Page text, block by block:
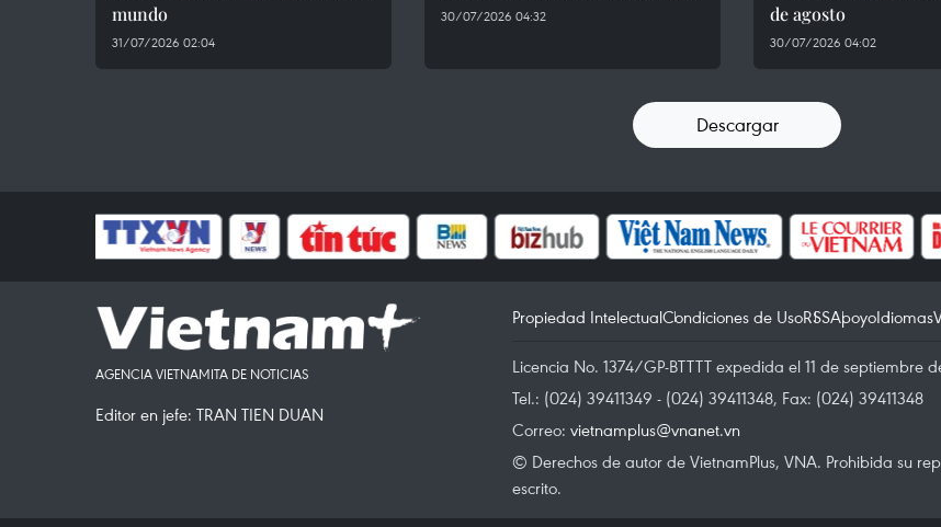
mundo
31/07/2026 02:04
30/07/2026 04:32
de agosto
30/07/2026 04:02
Descargar
AGENCIA VIETNAMITA DE NOTICIAS
Editor en jefe: TRAN TIEN DUAN
Propiedad IntelectualCondiciones de UsoRSSApoyoIdiomas
Licencia No. 1374/GP-BTTTT expedida el 11 de
Tel.: (024) 39411349 - (024) 39411348, Fax: (024) 39411348
Correo: vietnamplus@vnanet.vn
© Derechos de autor de VietnamPlus, VNA. Prohibida su
escrito.